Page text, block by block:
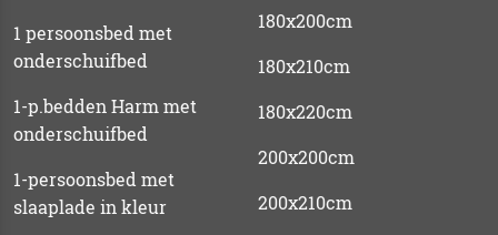
1 persoonsbed met
onderschuifbed
1-p.bedden Harm met
onderschuifbed
1-persoonsbed met
slaaplade in kleur
180x200cm
180x210cm
180x220cm
200x200cm
200x210cm